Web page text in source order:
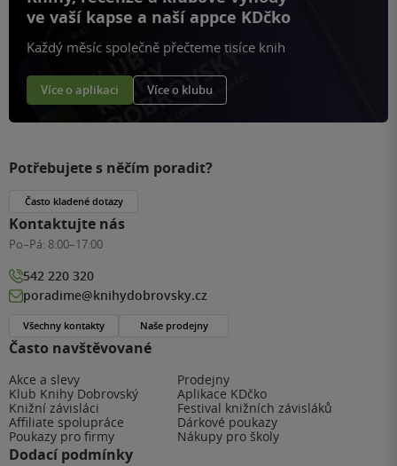
ve vaší kapse a naší appce KDčko
Každý měsíc společně přečteme tisíce knih
Více o aplikaci Více o klubu
Často navštěvované
Akce a slevy
Prodejny
Klub Knihy Dobrovský
Aplikace KDčko
Knižní závisláci
Festival knižních závisláků
Affiliate spolupráce
Dárkové poukazy
Poukazy pro firmy
Nákupy pro školy
Dodací podmínky
Potřebujete s něčím poradit?
Často kladené dotazy
Kontaktujte nás
Po–Pá: 8:00–17:00
542 220 320
poradime@knihydobrovsky.cz
Všechny kontakty Naše prodejny